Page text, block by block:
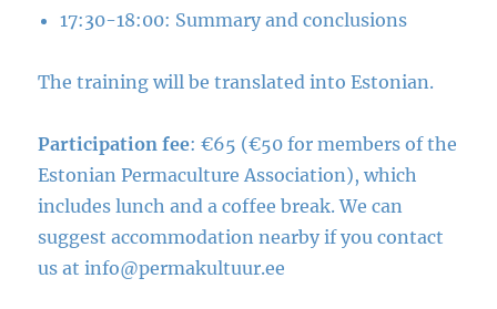
17:30-18:00: Summary and conclusions
The training will be translated into Estonian.
Participation fee: €65 (€50 for members of the
Estonian Permaculture Association), which
includes lunch and a coffee break. We can
suggest accommodation nearby if you contact
us at info@permakultuur.ee